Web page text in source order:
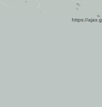
https://